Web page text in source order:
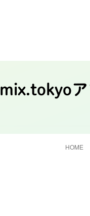
mix.tokyo
HOME